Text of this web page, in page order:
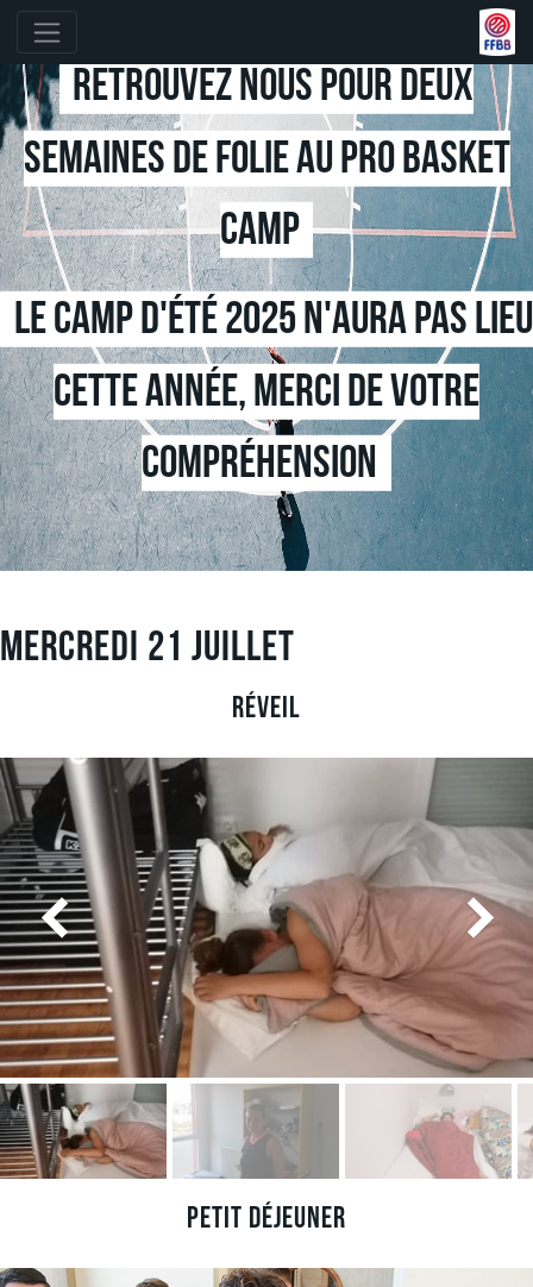
Retrouvez nous pour deux
semaines de folie au pro basket
camp
Le camp d'été 2025 n'aura pas lieu
cette année, merci de votre
compréhension
Mercredi 21 juillet
Réveil
Petit déjeuner